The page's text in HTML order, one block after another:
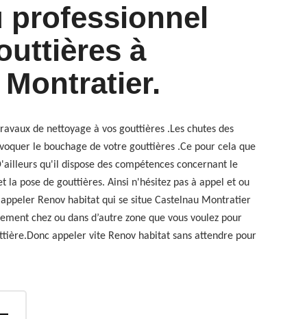
professionnel
à
de nettoyage à vos gouttières .Les chutes des
le bouchage de votre gouttières .Ce pour cela que
qu'il dispose des compétences concernant le
la pose de gouttières. Ainsi n'hésitez pas à appel et ou
Renov habitat qui se situe Castelnau Montratier
chez ou dans d’autre zone que vous voulez pour
appeler vite Renov habitat sans attendre pour